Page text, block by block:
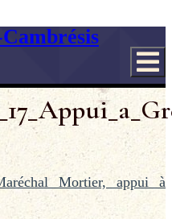
Mortier, appui à